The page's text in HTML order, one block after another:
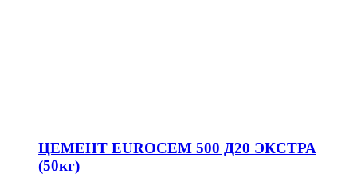
ЦЕМЕНТ EUROCEM 500 Д20 ЭКСТРА
(50кг)